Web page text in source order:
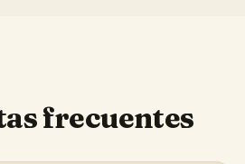
frecuentes